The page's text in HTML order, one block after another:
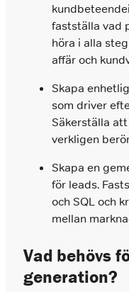
fastställa vad
höra i alla
affär och
Skapa
som driver
Säkerställa
verkligen
Skapa en
för leads.
och SQL och
mellan
Vad behövs
generation?